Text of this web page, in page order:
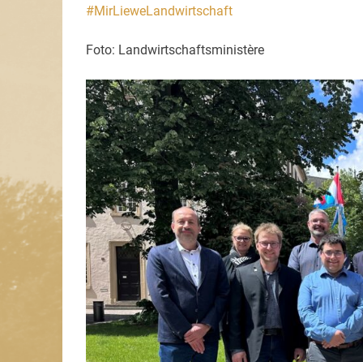
#MirLieweLandwirtschaft
Foto: Landwirtschaftsministère